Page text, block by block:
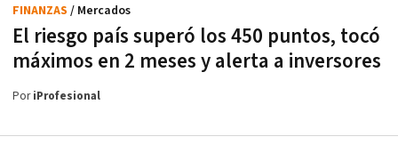
El riesgo país superó los 450 puntos, tocó
máximos en 2 meses y alerta a inversores
FINANZAS / Mercados
PoriProfesional